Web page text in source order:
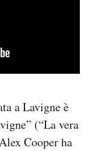
a Lavigne è
(“La vera
Cooper ha